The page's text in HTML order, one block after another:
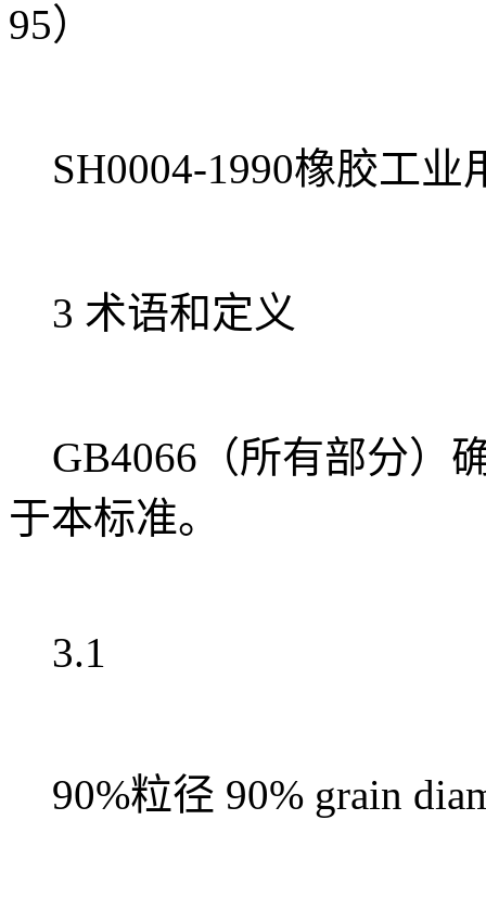
95）
SH0004-1990橡胶工业
3 术语和定义
GB4066（所有部分）
于本标准。
3.1
90%粒径 90% grain